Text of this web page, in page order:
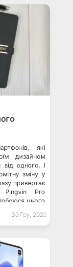
які
дизайном
від одного. І
зміну у
привертає
Pingvin Pro
цього
OPPO
30 Гру, 2020